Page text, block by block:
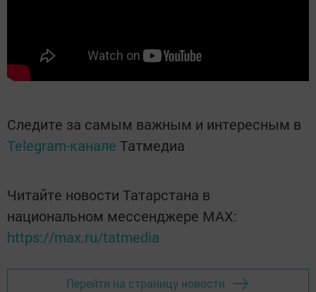
Следите за самым важным и интересным в
Telegram-канале Татмедиа
Читайте новости Татарстана в
национальном мессенджере MАХ:
https://max.ru/tatmedia
Перейти на страницу новости